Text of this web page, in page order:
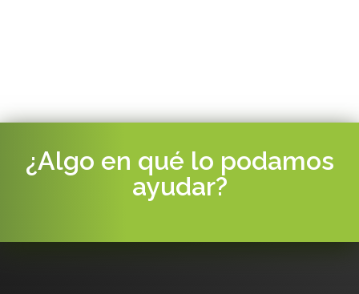
¿Algo en qué lo podamos
ayudar?